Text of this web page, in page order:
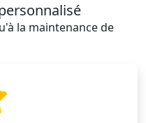
la maintenance de